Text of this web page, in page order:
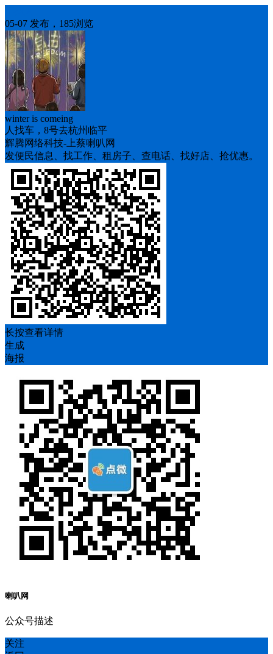
05-07 发布，185浏览
winter is comeing
人找车，8号去杭州临平
辉腾网络科技-上蔡喇叭网
发便民信息、找工作、租房子、查电话、找好店、抢优惠。
长按查看详情
生成
海报
喇叭网
公众号描述
关注